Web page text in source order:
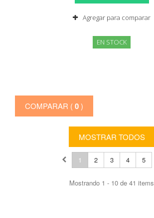
Agregar para comparar
EN STOCK
COMPARAR ( 0)
MOSTRAR TODOS
1 2 3 4 5
Mostrando 1 - 10 de 41 items